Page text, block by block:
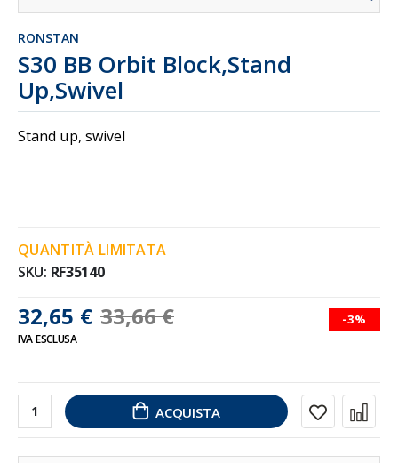
RONSTAN
S30 BB Orbit Block,Stand
Up,Swivel
Stand up, swivel
32,65 € 33,66 € -3%
IVA ESCLUSA
QUANTITÀ LIMITATA
SKU RF35140
ACQUISTA